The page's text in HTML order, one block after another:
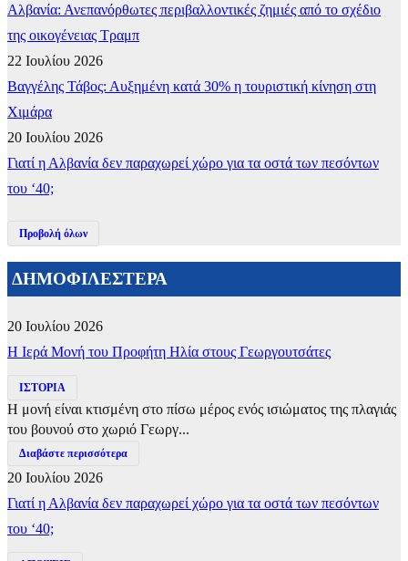
Αλβανία: Ανεπανόρθωτες περιβαλλοντικές ζημιές από το σχέδιο
της οικογένειας Τραμπ
22 Ιουλίου 2026
Βαγγέλης Τάβος: Αυξημένη κατά 30% η τουριστική κίνηση στη
Χιμάρα
20 Ιουλίου 2026
Γιατί η Αλβανία δεν παραχωρεί χώρο για τα οστά των πεσόντων
του ‘40;
Προβολή όλων
ΔΗΜΟΦΙΛΕΣΤΕΡΑ
20 Ιουλίου 2026
​Η Ιερά Μονή του Προφήτη Ηλία στους Γεωργουτσάτες
ΙΣΤΟΡΙΑ
Η μονή είναι κτισμένη στο πίσω μέρος ενός ισιώματος της πλαγιάς
του βουνού στο χωριό Γεωργ...
Διαβάστε περισσότερα
20 Ιουλίου 2026
Γιατί η Αλβανία δεν παραχωρεί χώρο για τα οστά των πεσόντων
του ‘40;